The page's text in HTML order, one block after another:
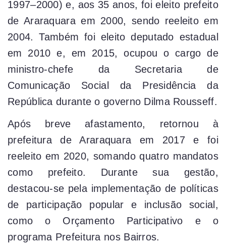
1997–2000) e, aos 35 anos, foi eleito prefeito
de Araraquara em 2000, sendo reeleito em
2004. Também foi eleito deputado estadual
em 2010 e, em 2015, ocupou o cargo de
ministro-chefe da Secretaria de
Comunicação Social da Presidência da
República durante o governo Dilma Rousseff.
Após breve afastamento, retornou à
prefeitura de Araraquara em 2017 e foi
reeleito em 2020, somando quatro mandatos
como prefeito. Durante sua gestão,
destacou-se pela implementação de políticas
de participação popular e inclusão social,
como o Orçamento Participativo e o
programa Prefeitura nos Bairros.